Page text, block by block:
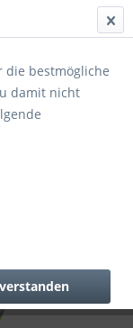
die bestmögliche
damit nicht